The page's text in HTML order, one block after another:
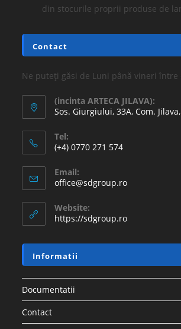
din stocurile proprii produse de
Contact
Ne puteți găsi de Luni până vineri între
(incinta ARTECA JILAVA):
Sos. Giurgiului, 33A, Com.
Tel:
(+4) 0770 271 574
Email:
office@sdgroup.ro
Website:
https://sdgroup.ro
Informatii
Documentatii
Contact